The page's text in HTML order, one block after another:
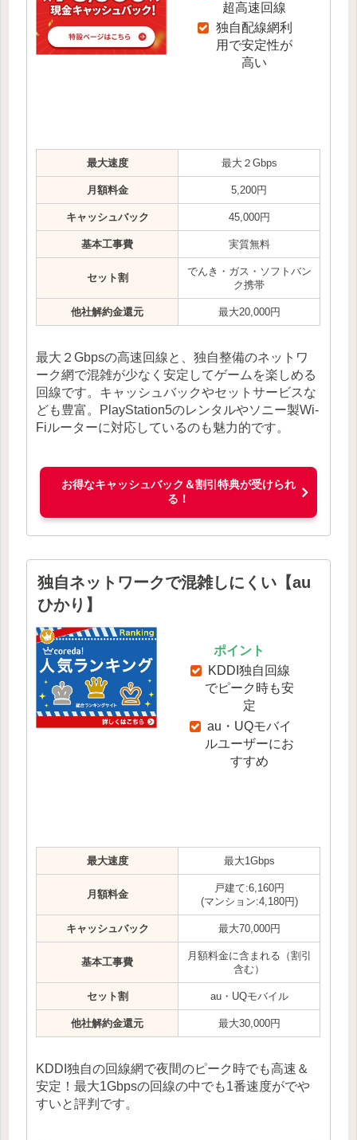
超高速回線
独自配線網利
用で安定性が
高い
最大速度 最大２Gbps
月額料金 5,200円
キャッシュバック 45,000円
基本工事費 実質無料
セット割
でんき・ガス・ソフトバン
ク携帯
他社解約金還元 最大20,000円
最大２Gbpsの高速回線と、独自整備のネットワ
ーク網で混雑が少なく安定してゲームを楽しめる
回線です。キャッシュバックやセットサービスな
ども豊富。PlayStation5のレンタルやソニー製Wi-
Fiルーターに対応しているのも魅力的です。
お得なキャッシュバック＆割引特典が受けられ
る！
独自ネットワークで混雑しにくい【au
ひかり】
ポイント
KDDI独自回線
でピーク時も安
定
au・UQモバイ
ルユーザーにお
すすめ
最大速度 最大1Gbps
月額料金
戸建て:6,160円
(マンション:4,180円)
キャッシュバック 最大70,000円
基本工事費
月額料金に含まれる（割引
含む）
セット割 au・UQモバイル
他社解約金還元 最大30,000円
KDDI独自の回線網で夜間のピーク時でも高速＆
安定！最大1Gbpsの回線の中でも1番速度がでや
すいと評判です。